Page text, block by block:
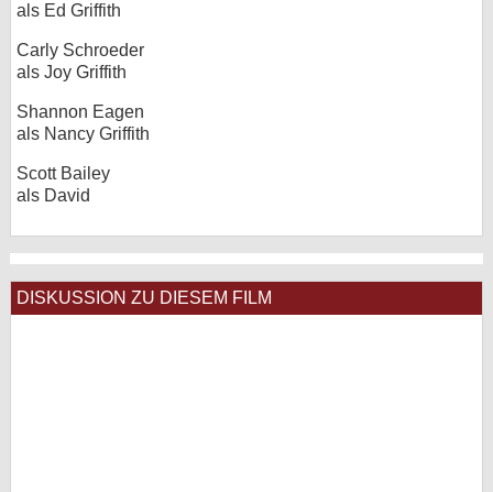
als Ed Griffith
Carly Schroeder
als Joy Griffith
Shannon Eagen
als Nancy Griffith
Scott Bailey
als David
DISKUSSION ZU DIESEM FILM